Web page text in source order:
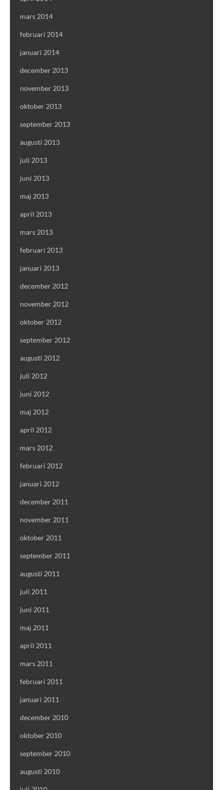
mars 2014
februari 2014
januari 2014
december 2013
november 2013
oktober 2013
september 2013
augusti 2013
juli 2013
juni 2013
maj 2013
april 2013
mars 2013
februari 2013
januari 2013
december 2012
november 2012
oktober 2012
september 2012
augusti 2012
juli 2012
juni 2012
maj 2012
april 2012
mars 2012
februari 2012
januari 2012
december 2011
november 2011
oktober 2011
september 2011
augusti 2011
juli 2011
juni 2011
maj 2011
april 2011
mars 2011
februari 2011
januari 2011
december 2010
oktober 2010
september 2010
augusti 2010